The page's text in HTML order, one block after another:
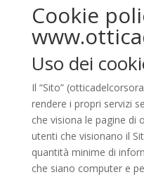
Cookie
Uso dei
Il “Sito”
rendere i propri servizi
che visiona le pagine di
utenti che visionano il
quantità minime di
che siano computer e